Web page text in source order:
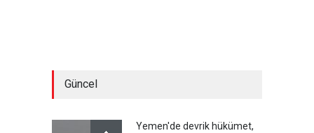
Güncel
Yemen'de devrik hükümet,